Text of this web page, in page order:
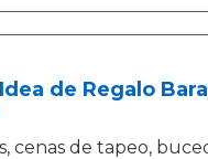
de Regalo
cenas de tapeo,